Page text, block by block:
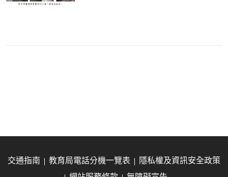
交通指南 教育局電話分機一覽表
隱私權及資訊安全政策